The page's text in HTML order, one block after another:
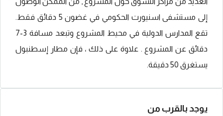
إلى مستشفى اسنيورت الحكومي في غضون 5 دقائق فقط.
تقع المدارس الدولية في محيط المشروع وتبعد مسافة 3-7
دقائق عن المشروع . علاوة على ذلك ، فإن مطار إسطنبول
يستغرق 50 دقيقة.
يوجد بالقرب من